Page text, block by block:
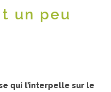
un peu
qui l’interpelle sur le